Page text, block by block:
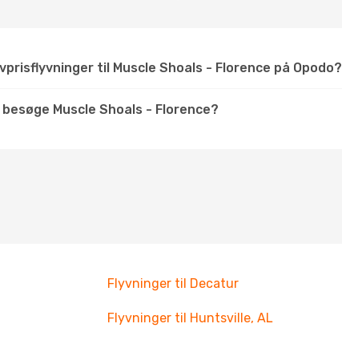
til Muscle Shoals - Florence på Opodo?
Muscle Shoals - Florence?
Flyvninger til Decatur
Flyvninger til Huntsville, AL